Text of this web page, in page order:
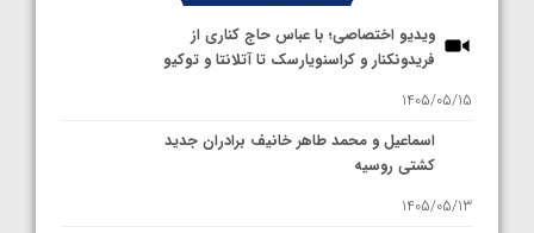
ویدیو اختصاصی؛ با عباس حاج کناری از
فریدونکنار و کراسنویارسک تا آتلانتا و توکیو
1405/05/15
اسماعیل و محمد طاهر خانیف برادران جدید
کشتی روسیه
1405/05/13